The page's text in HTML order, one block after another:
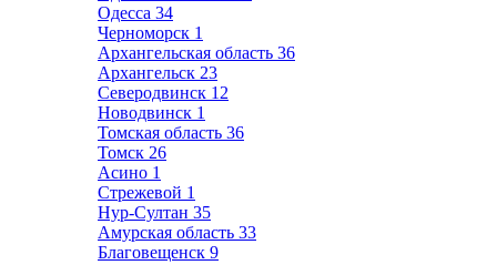
Одесса 34
Черноморск 1
Архангельская область 36
Архангельск 23
Северодвинск 12
Новодвинск 1
Томская область 36
Томск 26
Асино 1
Стрежевой 1
Нур-Султан 35
Амурская область 33
Благовещенск 9